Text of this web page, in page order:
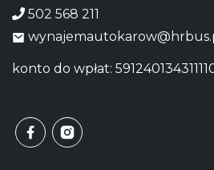
502 568 211
konto do wpłat: